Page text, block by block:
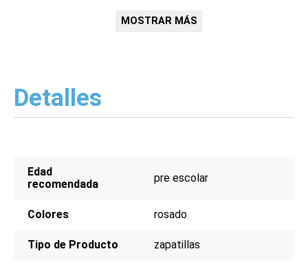
Color rosado
Ideal para preescolar
MOSTRAR MÁS
Detalles
Edad
recomendada
pre escolar
Colores rosado
Tipo de Producto zapatillas